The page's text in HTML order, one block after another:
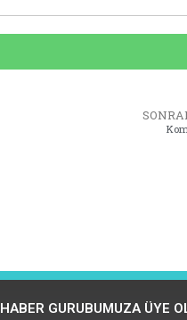
HABER GURUBUMUZA ÜYE